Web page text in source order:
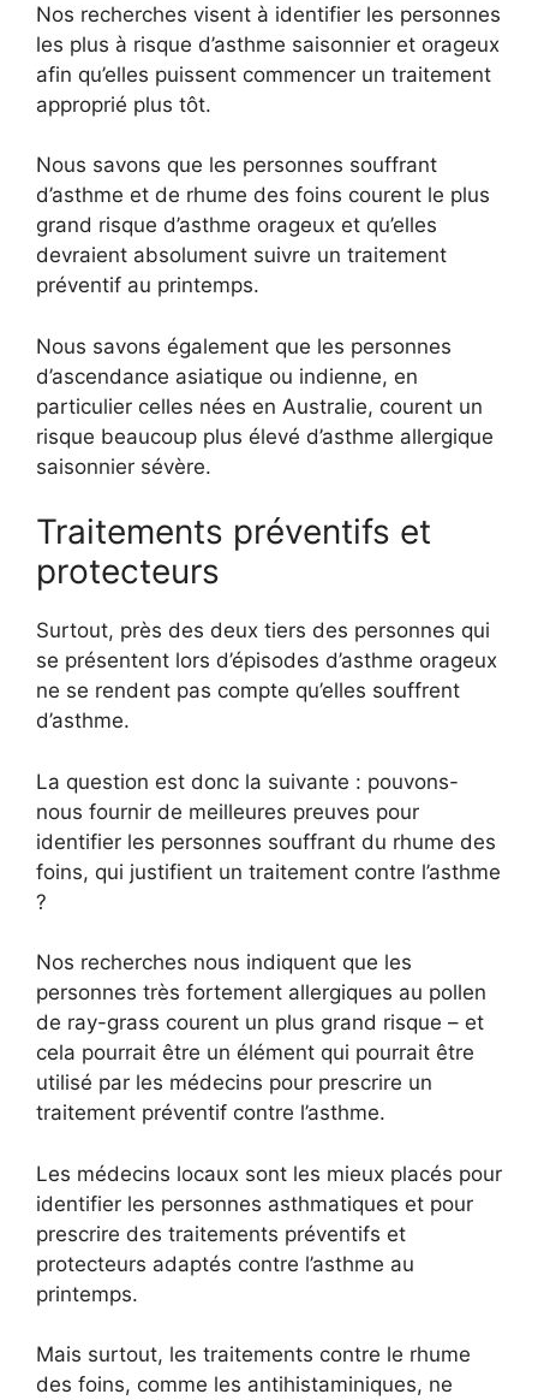
Nos recherches visent à identifier les personnes
les plus à risque d’asthme saisonnier et orageux
afin qu’elles puissent commencer un traitement
approprié plus tôt.
Nous savons que les personnes souffrant
d’asthme et de rhume des foins courent le plus
grand risque d’asthme orageux et qu’elles
devraient absolument suivre un traitement
préventif au printemps.
Nous savons également que les personnes
d’ascendance asiatique ou indienne, en
particulier celles nées en Australie, courent un
risque beaucoup plus élevé d’asthme allergique
saisonnier sévère.
Traitements préventifs et
protecteurs
Surtout, près des deux tiers des personnes qui
se présentent lors d’épisodes d’asthme orageux
ne se rendent pas compte qu’elles souffrent
d’asthme.
La question est donc la suivante : pouvons-
nous fournir de meilleures preuves pour
identifier les personnes souffrant du rhume des
foins, qui justifient un traitement contre l’asthme
?
Nos recherches nous indiquent que les
personnes très fortement allergiques au pollen
de ray-grass courent un plus grand risque – et
cela pourrait être un élément qui pourrait être
utilisé par les médecins pour prescrire un
traitement préventif contre l’asthme.
Les médecins locaux sont les mieux placés pour
identifier les personnes asthmatiques et pour
prescrire des traitements préventifs et
protecteurs adaptés contre l’asthme au
printemps.
Mais surtout, les traitements contre le rhume
des foins, comme les antihistaminiques, ne